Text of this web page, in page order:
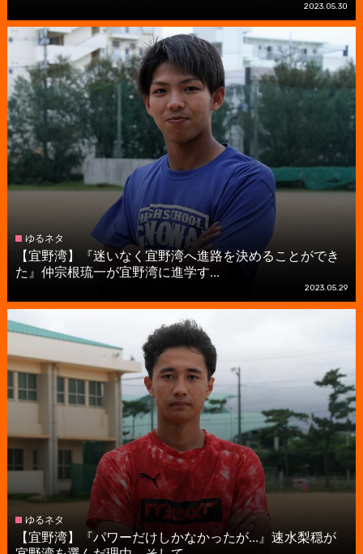
2023.05.30
ゆるネタ
【宜野湾】『迷いなく宜野湾へ進路を決めることができ
た』仲宗根琉一が宜野湾に進学す...
2023.05.29
ゆるネタ
【宜野湾】『パワーだけしかなかったが...』速水梨穏が